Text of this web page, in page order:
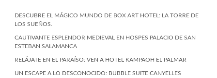
DESCUBRE EL MÁGICO MUNDO DE BOX ART HOTEL: LA TORRE DE
LOS SUEÑOS.
CAUTIVANTE ESPLENDOR MEDIEVAL EN HOSPES PALACIO DE SAN
ESTEBAN SALAMANCA
RELÁJATE EN EL PARAÍSO: VEN A HOTEL KAMPAOH EL PALMAR
UN ESCAPE A LO DESCONOCIDO: BUBBLE SUITE CANYELLES